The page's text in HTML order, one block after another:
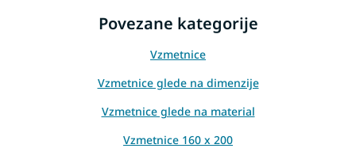
Povezane kategorije
Vzmetnice
Vzmetnice glede na dimenzije
Vzmetnice glede na material
Vzmetnice 160 x 200